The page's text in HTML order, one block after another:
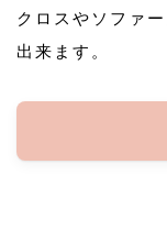
クロスやソファ
出来ます。